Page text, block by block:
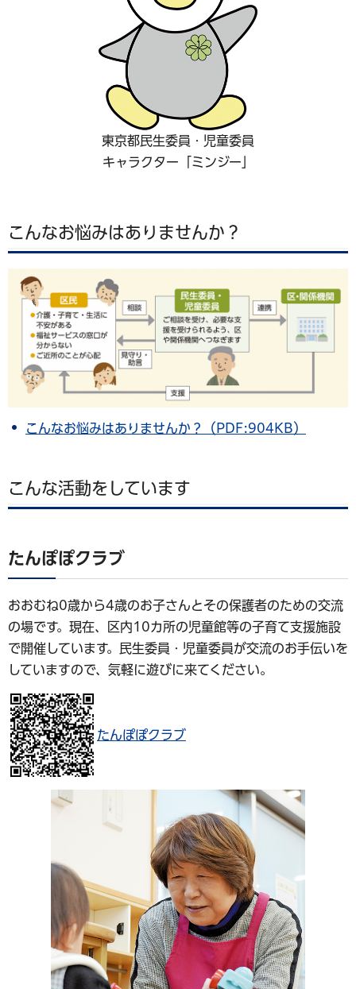
東京都民生委員・児童委員
キャラクター「ミンジー」
こんなお悩みはありませんか？
こんなお悩みはありませんか？（PDF:904KB）
こんな活動をしています
たんぽぽクラブ
おおむね0歳から4歳のお子さんとその保護者のための交流
の場です。現在、区内10カ所の児童館等の子育て支援施設
で開催しています。民生委員・児童委員が交流のお手伝いを
していますので、気軽に遊びに来てください。
たんぽぽクラブ